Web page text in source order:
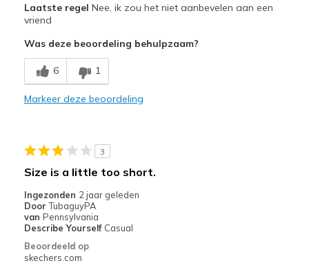
Attractive Design
Minpunten
Sizing is not consistent.
Beste toepassingen
Width
Feels too narrow
Sizing
Feels half size too small
Laatste regel Nee, ik zou het niet aanbevelen aan een
vriend
Was deze beoordeling behulpzaam?
6 1
Markeer deze beoordeling
3
Size is a little too short.
Ingezonden 2 jaar geleden
Door TubaguyPA
van Pennsylvania
Describe Yourself Casual
Beoordeeld op
skechers.com